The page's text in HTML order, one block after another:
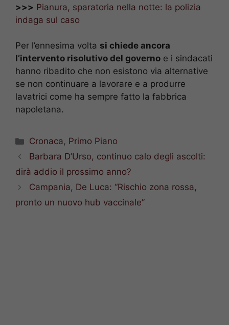
>>> Pianura, sparatoria nella notte: la polizia
indaga sul caso
Per l’ennesima volta si chiede ancora
l’intervento risolutivo del governo e i sindacati
hanno ribadito che non esistono via alternative
se non continuare a lavorare e a produrre
lavatrici come ha sempre fatto la fabbrica
napoletana.
Categorie
Cronaca, Primo Piano
Barbara D’Urso, continuo calo degli ascolti:
dirà addio il prossimo anno?
Campania, De Luca: “Rischio zona rossa,
pronto un nuovo hub vaccinale”